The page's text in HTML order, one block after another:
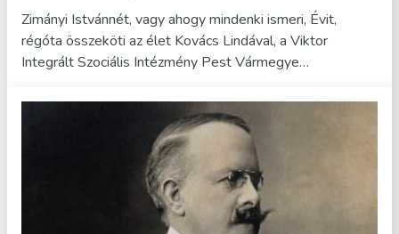
Zimányi Istvánnét, vagy ahogy mindenki ismeri, Évit,
régóta összeköti az élet Kovács Lindával, a Viktor
Integrált Szociális Intézmény Pest Vármegye…